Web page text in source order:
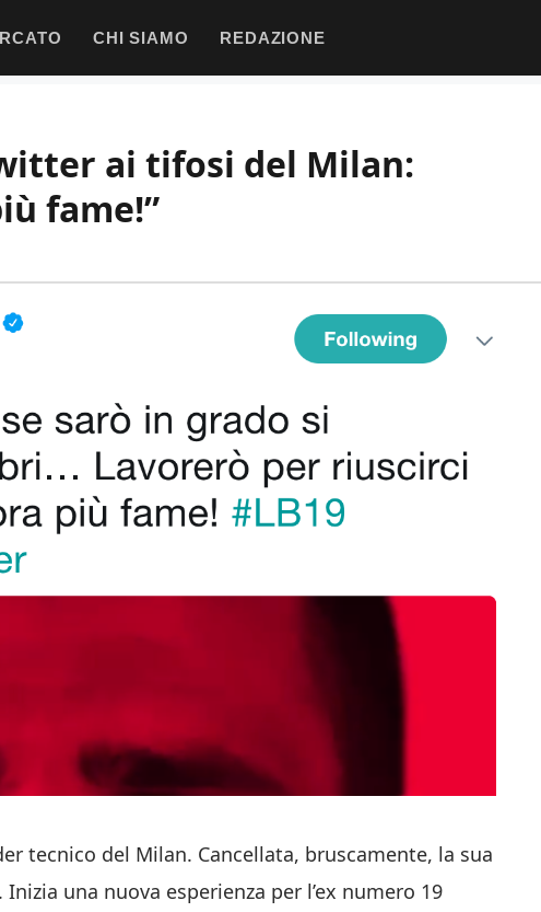
CHI SIAMO REDAZIONE
ai tifosi del Milan:
fame!”
tecnico del Milan. Cancellata, bruscamente, la sua
una nuova esperienza per l’ex numero 19